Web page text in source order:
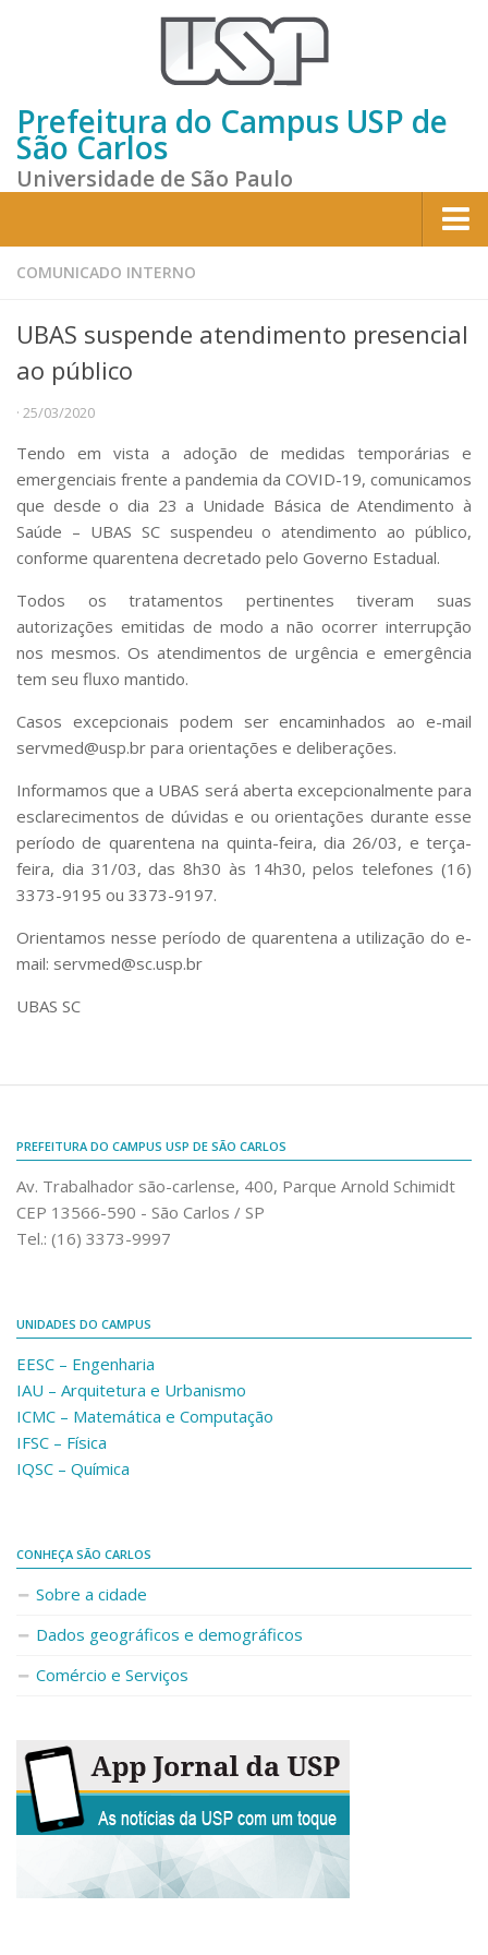
Prefeitura do Campus USP de
São Carlos
Universidade de São Paulo
Home
Sobre a Prefeitura
Gestão atual
Missão e Valores
Divisões e Seções
Comissões Internas
Pessoas
Localização
Serviços
Biblioteca
Administrativo e Financeiro
Segurança e Acessos
Obras e Manutenção
Transporte, Moradia e Alimentação
Promoção Social
Saúde Mental
Esporte, Arte e Cultura
Resíduos Químicos
Creche e Pré-Escola
Comunicação e Informática
Terceira Idade
Pequeno Cidadão
Campus Universitário
Conselho Gestor
Dirigentes
Notícias e Eventos
Informações para ingressantes
Fale Conosco
Enviar Mensagem
Ouvidoria do Campus
Urgências
COMUNICADO INTERNO
UBAS suspende atendimento presencial
ao público
· 25/03/2020
Tendo em vista a adoção de medidas temporárias e
emergenciais frente a pandemia da COVID-19, comunicamos
que desde o dia 23 a Unidade Básica de Atendimento à
Saúde – UBAS SC suspendeu o atendimento ao público,
conforme quarentena decretado pelo Governo Estadual.
Todos os tratamentos pertinentes tiveram suas
autorizações emitidas de modo a não ocorrer interrupção
nos mesmos. Os atendimentos de urgência e emergência
tem seu fluxo mantido.
Casos excepcionais podem ser encaminhados ao e-mail
servmed@usp.br para orientações e deliberações.
Informamos que a UBAS será aberta excepcionalmente para
esclarecimentos de dúvidas e ou orientações durante esse
período de quarentena na quinta-feira, dia 26/03, e terça-
feira, dia 31/03, das 8h30 às 14h30, pelos telefones (16)
3373-9195 ou 3373-9197.
Orientamos nesse período de quarentena a utilização do e-
mail: servmed@sc.usp.br
UBAS SC
PREFEITURA DO CAMPUS USP DE SÃO CARLOS
Av. Trabalhador são-carlense, 400, Parque Arnold Schimidt
CEP 13566-590 - São Carlos / SP
Tel.: (16) 3373-9997
UNIDADES DO CAMPUS
EESC – Engenharia
IAU – Arquitetura e Urbanismo
ICMC – Matemática e Computação
IFSC – Física
IQSC – Química
CONHEÇA SÃO CARLOS
Sobre a cidade
Dados geográficos e demográficos
Comércio e Serviços